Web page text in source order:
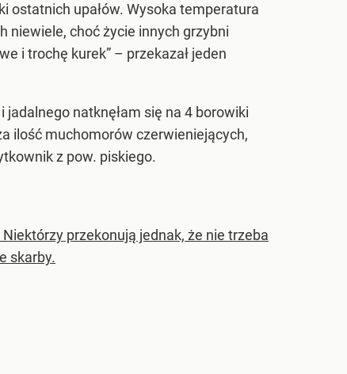
ostatnich upałów. Wysoka temperatura
niewiele, choć życie innych grzybni
i trochę kurek” – przekazał jeden
jadalnego natknęłam się na 4 borowiki
ilość muchomorów czerwieniejących,
z pow. piskiego.
przekonują jednak, że nie trzeba
skarby.